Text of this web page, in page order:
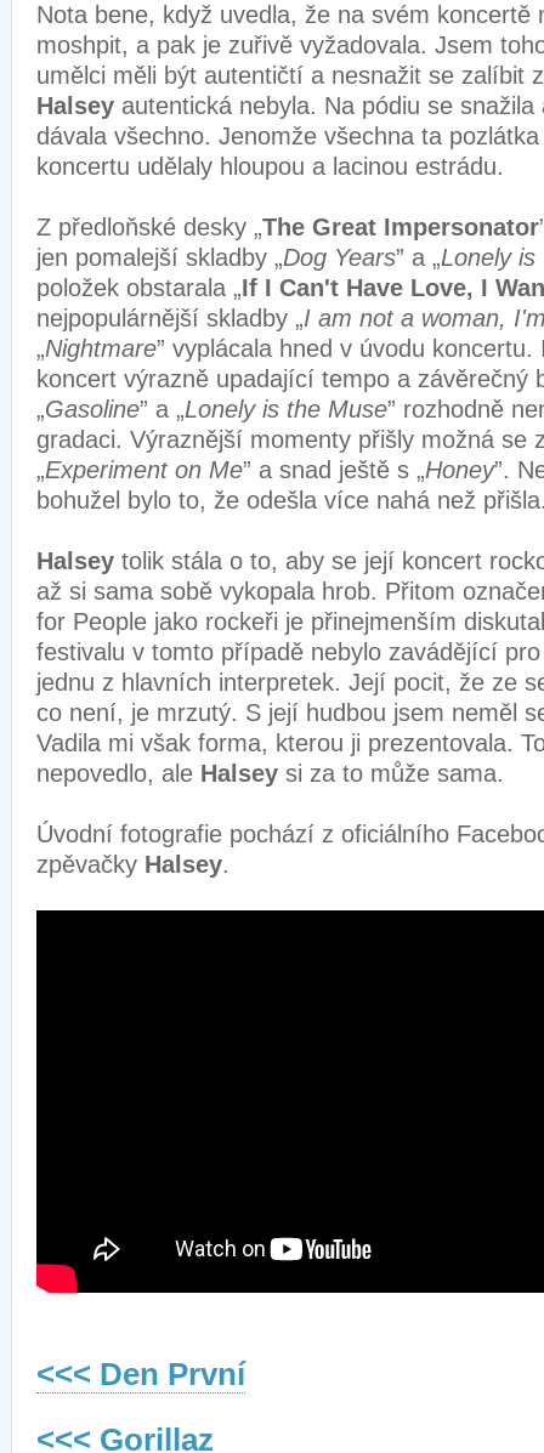
Nota bene, když uvedla, že na svém koncertě
moshpit, a pak je zuřivě vyžadovala. Jsem
umělci měli být autentičtí a nesnažit se zalíbit
Halsey autentická nebyla. Na pódiu se
dávala všechno. Jenomže všechna ta
koncertu udělaly hloupou a lacinou estrádu.
Z předloňské desky „The Great Impersonator
jen pomalejší skladby „Dog Years” a „Lonely is
položek obstarala „If I Can't Have Love, I
nejpopulárnější skladby „I am not a woman,
„Nightmare” vyplácala hned v úvodu
koncert výrazně upadající tempo a závěrečný
„Gasoline” a „Lonely is the Muse” rozhodně
gradaci. Výraznější momenty přišly možná se
„Experiment on Me” a snad ještě s „Honey”.
bohužel bylo to, že odešla více nahá než
Halsey tolik stála o to, aby se její koncert
až si sama sobě vykopala hrob. Přitom
for People jako rockeři je přinejmenším
festivalu v tomto případě nebylo zavádějící
jednu z hlavních interpretek. Její pocit, že ze
co není, je mrzutý. S její hudbou jsem neměl
Vadila mi však forma, kterou ji prezentovala.
nepovedlo, ale Halsey si za to může sama.
Úvodní fotografie pochází z oficiálního
zpěvačky Halsey.
<<< Den První
<<< Gorillaz